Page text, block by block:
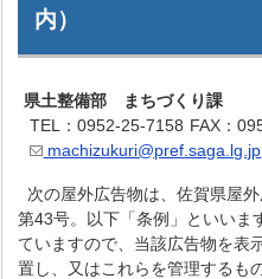
内）
県土整備部 まちづくり課
TEL：0952-25-7158 FAX：
machizukuri@pref.saga.lg.jp
次の屋外広告物は、佐賀県屋
第43号。以下「条例」といいま
ていますので、当該広告物を表
置し、又はこれらを管理するも